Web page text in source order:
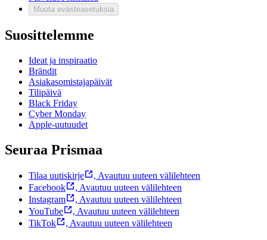
Muuta evästeasetuksia
Suosittelemme
Ideat ja inspiraatio
Brändit
Asiakasomistajapäivät
Tilipäivä
Black Friday
Cyber Monday
Apple-uutuudet
Seuraa Prismaa
Tilaa uutiskirje , Avautuu uuteen välilehteen
Facebook
, Avautuu uuteen välilehteen
Instagram
, Avautuu uuteen välilehteen
YouTube
, Avautuu uuteen välilehteen
TikTok
, Avautuu uuteen välilehteen